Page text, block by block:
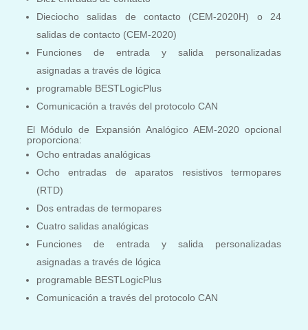
Dieciocho salidas de contacto (CEM-2020H) o 24
salidas de contacto (CEM-2020)
Funciones de entrada y salida personalizadas
asignadas a través de lógica
programable BESTLogicPlus
Comunicación a través del protocolo CAN
El Módulo de Expansión Analógico AEM-2020 opcional
proporciona:
Ocho entradas analógicas
Ocho entradas de aparatos resistivos termopares
(RTD)
Dos entradas de termopares
Cuatro salidas analógicas
Funciones de entrada y salida personalizadas
asignadas a través de lógica
programable BESTLogicPlus
Comunicación a través del protocolo CAN